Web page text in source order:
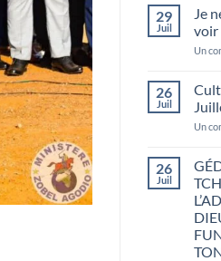
levez-
vous
matin
29
Juil
Je
voir
Un
26
Juil
Un
26
Juil